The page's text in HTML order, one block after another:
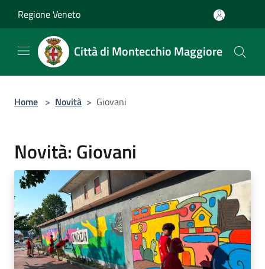
Regione Veneto
Città di Montecchio Maggiore
Home > Novità > Giovani
Novità: Giovani